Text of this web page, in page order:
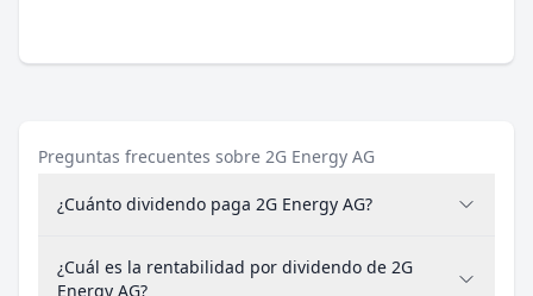
Preguntas frecuentes sobre 2G Energy AG
¿Cuánto dividendo paga 2G Energy AG?
¿Cuál es la rentabilidad por dividendo de 2G
Energy AG?